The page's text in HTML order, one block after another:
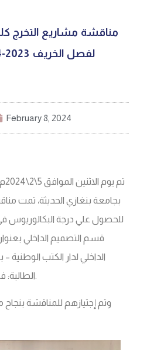
مناقشة مشاريع التخرج
لفصل الخريف 2023-2024م
February 8, 2024
تم
بجامعة بنغازي الحديثة، تمت
للحصول علي درجة البكالوريوس
قسم التصميم الداخلي
الداخلي لدار الكتب
وتم إجتيازهم للمناقشة